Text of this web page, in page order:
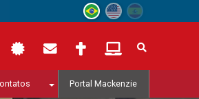
Portal Mackenzie